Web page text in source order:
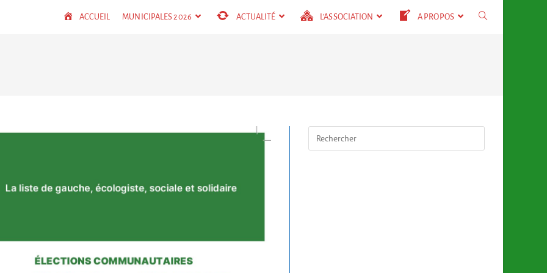
ACCUEIL MUNICIPALES 2026 ACTUALITÉ L’ASSOCIATION A PROPOS